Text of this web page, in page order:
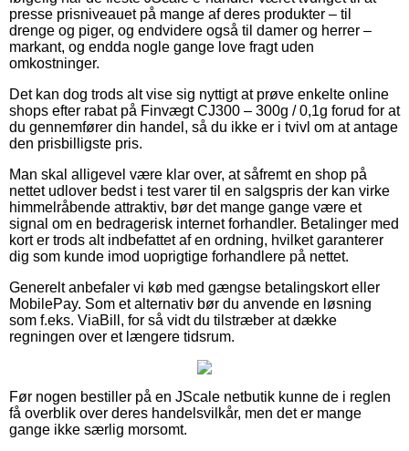
presse prisniveauet på mange af deres produkter – til
drenge og piger, og endvidere også til damer og herrer –
markant, og endda nogle gange love fragt uden
omkostninger.
Det kan dog trods alt vise sig nyttigt at prøve enkelte online
shops efter rabat på Finvægt CJ300 – 300g / 0,1g forud for at
du gennemfører din handel, så du ikke er i tvivl om at antage
den prisbilligste pris.
Man skal alligevel være klar over, at såfremt en shop på
nettet udlover bedst i test varer til en salgspris der kan virke
himmelråbende attraktiv, bør det mange gange være et
signal om en bedragerisk internet forhandler. Betalinger med
kort er trods alt indbefattet af en ordning, hvilket garanterer
dig som kunde imod uoprigtige forhandlere på nettet.
Generelt anbefaler vi køb med gængse betalingskort eller
MobilePay. Som et alternativ bør du anvende en løsning
som f.eks. ViaBill, for så vidt du tilstræber at dække
regningen over et længere tidsrum.
Før nogen bestiller på en JScale netbutik kunne de i reglen
få overblik over deres handelsvilkår, men det er mange
gange ikke særlig morsomt.